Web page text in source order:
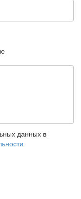
данных в